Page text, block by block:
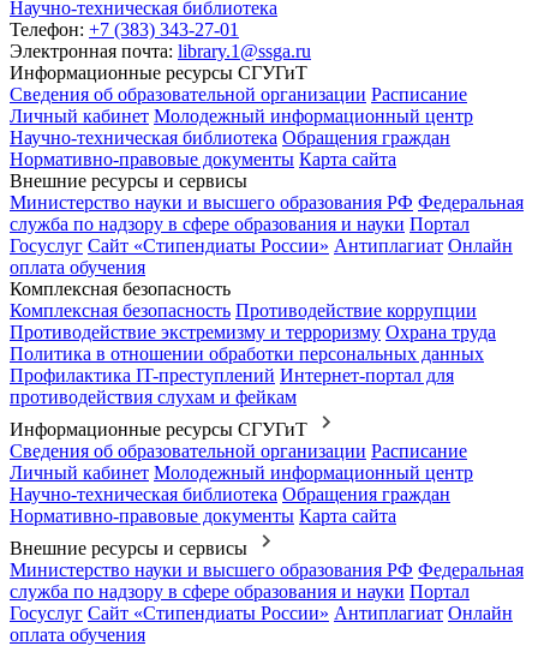
Научно-техническая библиотека
Телефон: +7 (383) 343-27-01
Электронная почта: library.1@ssga.ru
Информационные ресурсы СГУГиТ
Сведения об образовательной организации Расписание
Личный кабинет Молодежный информационный центр
Научно-техническая библиотека Обращения граждан
Нормативно-правовые документы Карта сайта
Внешние ресурсы и сервисы
Министерство науки и высшего образования РФ Федеральная
служба по надзору в сфере образования и науки Портал
Госуслуг Сайт «Стипендиаты России» Антиплагиат Онлайн
оплата обучения
Комплексная безопасность
Комплексная безопасность Противодействие коррупции
Противодействие экстремизму и терроризму Охрана труда
Политика в отношении обработки персональных данных
Профилактика IT-преступлений Интернет-портал для
противодействия слухам и фейкам
Информационные ресурсы СГУГиТ
Сведения об образовательной организации Расписание
Личный кабинет Молодежный информационный центр
Научно-техническая библиотека Обращения граждан
Нормативно-правовые документы Карта сайта
Внешние ресурсы и сервисы
Министерство науки и высшего образования РФ Федеральная
служба по надзору в сфере образования и науки Портал
Госуслуг Сайт «Стипендиаты России» Антиплагиат Онлайн
оплата обучения